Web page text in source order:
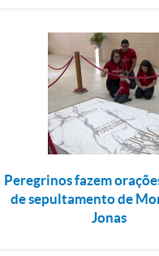
Peregrinos fazem
de sepultamento de
Jonas